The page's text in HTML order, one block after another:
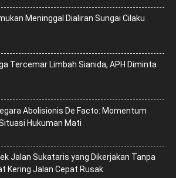
Meninggal Dialiran Sungai Cilaku
Tercemar Limbah Sianida, APH Diminta
Abolisionis De Facto: Momentum
Hukuman Mati
Jalan Sukataris yang Dikerjakan Tanpa
Kering Jalan Cepat Rusak